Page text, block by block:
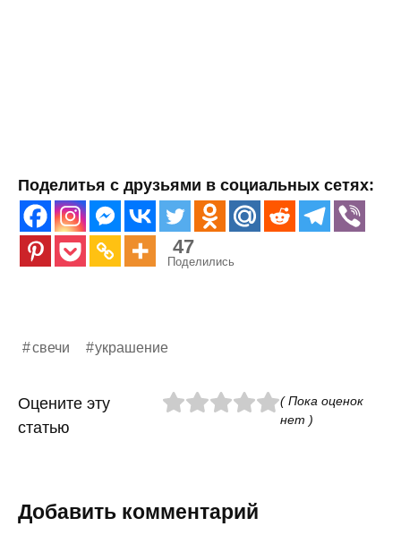
Поделитья с друзьями в социальных сетях:
47
Поделились
свечи украшение
Оцените эту
статью
( Пока оценок
нет )
Добавить комментарий